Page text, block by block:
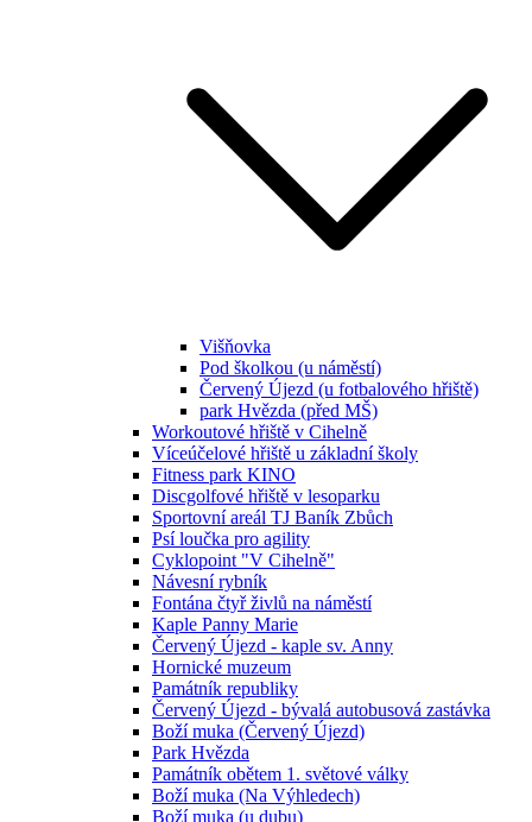
Višňovka
Pod školkou (u náměstí)
Červený Újezd (u fotbalového hřiště)
park Hvězda (před MŠ)
Workoutové hřiště v Cihelně
Víceúčelové hřiště u základní školy
Fitness park KINO
Discgolfové hřiště v lesoparku
Sportovní areál TJ Baník Zbůch
Psí loučka pro agility
Cyklopoint "V Cihelně"
Návesní rybník
Fontána čtyř živlů na náměstí
Kaple Panny Marie
Červený Újezd - kaple sv. Anny
Hornické muzeum
Památník republiky
Červený Újezd - bývalá autobusová zastávka
Boží muka (Červený Újezd)
Park Hvězda
Památník obětem 1. světové války
Boží muka (Na Výhledech)
Boží muka (u dubu)